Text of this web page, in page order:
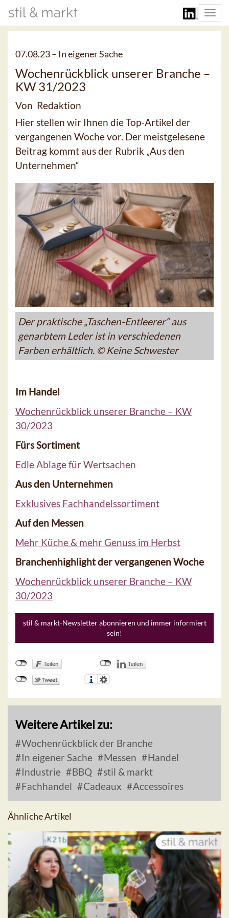
07.08.23 – In eigener Sache
Wochenrückblick unserer Branche –
KW 31/2023
Von Redaktion
Hier stellen wir Ihnen die Top-Artikel der
vergangenen Woche vor. Der meistgelesene
Beitrag kommt aus der Rubrik „Aus den
Unternehmen“
Der praktische „Taschen-Entleerer“ aus
genarbtem Leder ist in verschiedenen
Farben erhältlich. © Keine Schwester
Im Handel
Wochenrückblick unserer Branche – KW
30/2023
Fürs Sortiment
Edle Ablage für Wertsachen
Aus den Unternehmen
Exklusives Fachhandelssortiment
Auf den Messen
Mehr Küche & mehr Genuss im Herbst
Branchenhighlight der vergangenen Woche
Wochenrückblick unserer Branche – KW
30/2023
stil & markt-Newsletter abonnieren und immer informiert
sein!
Weitere Artikel zu:
Wochenrückblick der Branche
In eigener Sache
Messen
Handel
Industrie
BBQ
stil & markt
Fachhandel
Cadeaux Accessoires
Ähnliche Artikel